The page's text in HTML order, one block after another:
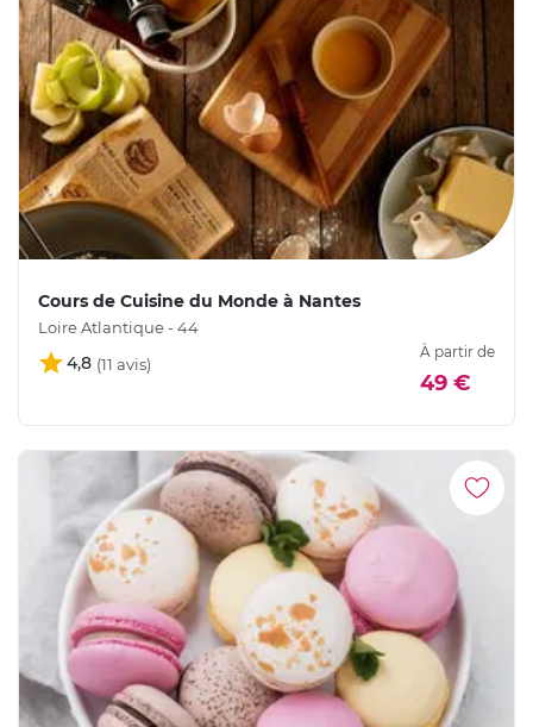
Cours de Cuisine du Monde à Nantes
Loire Atlantique - 44
4,8
À partir de
49 €